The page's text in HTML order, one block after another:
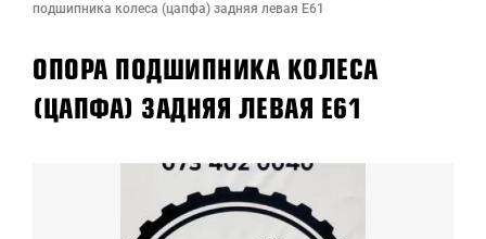
подшипника колеса (цапфа) задняя левая E61
ОПОРА ПОДШИПНИКА КОЛЕСА
(ЦАПФА) ЗАДНЯЯ ЛЕВАЯ E61